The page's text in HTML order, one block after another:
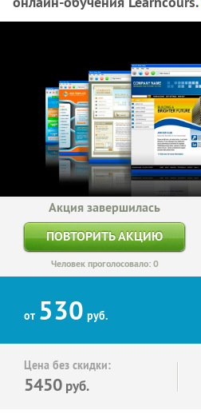
Акция завершилась
ПОВТОРИТЬ АКЦИЮ
Человек проголосовало: 0
от 530 руб.
Цена без скидки:
5450 руб.